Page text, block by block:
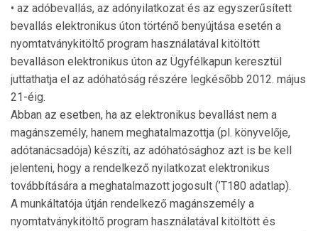
• az adóbevallás, az adónyilatkozat és az egyszerűsített
bevallás elektronikus úton történő benyújtása esetén a
nyomtatványkitöltő program használatával kitöltött
bevalláson elektronikus úton az Ügyfélkapun keresztül
juttathatja el az adóhatóság részére legkésőbb 2012. május
21-éig.
Abban az esetben, ha az elektronikus bevallást nem a
magánszemély, hanem meghatalmazottja (pl. könyvelője,
adótanácsadója) készíti, az adóhatósághoz azt is be kell
jelenteni, hogy a rendelkező nyilatkozat elektronikus
továbbítására a meghatalmazott jogosult (’T180 adatlap).
A munkáltatója útján rendelkező magánszemély a
nyomtatványkitöltő program használatával kitöltött és